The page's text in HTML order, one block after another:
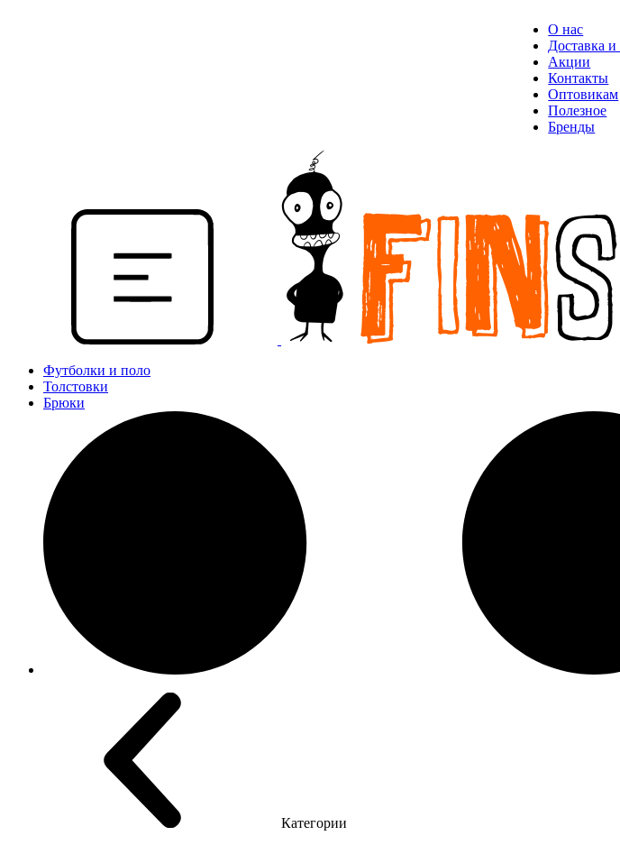
О нас
Доставка и
Акции
Контакты
Оптовикам
Полезное
Бренды
Футболки и поло
Толстовки
Брюки
Категории